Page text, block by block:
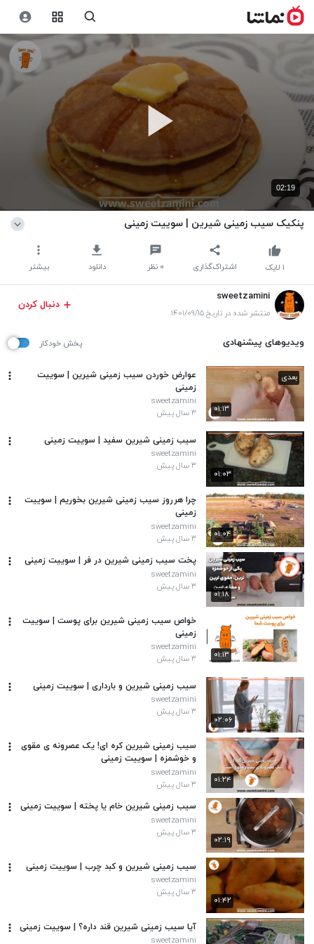
02:19
پنکیک سیب زمینی شیرین | سوییت زمینی
اشتراک‌گذاری ۰ نظر دانلود بیشتر ۱ لایک
sweetzamini
منتشر شده در تاریخ ۱۴۰۱/۰۹/۱۵
دنبال کردن
ویدیوهای پیشنهادی پخش خودکار
۰۱:۱۳
بعدی
عوارض خوردن سیب زمینی شیرین | سوییت
زمینی
sweetzamini
۳ سال پیش
۰۱:۰۳
سیب زمینی شیرین سفید | سوییت زمینی
sweetzamini
۳ سال پیش
۰۱:۰۴
چرا هرروز سیب زمینی شیرین بخوریم | سوییت
زمینی
sweetzamini
۳ سال پیش
۰۱:۱۸
پخت سیب زمینی شیرین در فر | سوییت زمینی
sweetzamini
۳ سال پیش
۰۱:۱۳
خواص سیب زمینی شیرین برای پوست | سوییت
زمینی
sweetzamini
۳ سال پیش
۰۲:۰۶
سیب زمینی شیرین و بارداری | سوییت زمینی
sweetzamini
۳ سال پیش
۰۱:۲۴
سیب زمینی شیرین کره ای! یک عصرونه ی مقوی
و خوشمزه | سوییت زمینی
sweetzamini
۳ سال پیش
۰۲:۱۹
سیب زمینی شیرین خام یا پخته | سوییت زمینی
sweetzamini
۳ سال پیش
۰۱:۴۲
سیب زمینی شیرین و کبد چرب | سوییت زمینی
sweetzamini
۳ سال پیش
آیا سیب زمینی شیرین قند داره؟ | سوییت زمینی
sweetzamini